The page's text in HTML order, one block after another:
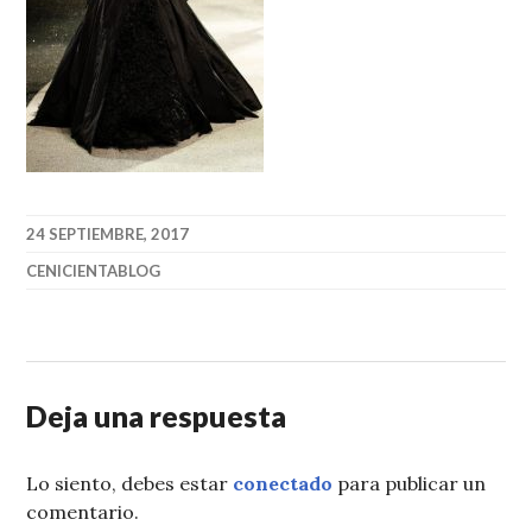
24 SEPTIEMBRE, 2017
CENICIENTABLOG
Deja una respuesta
Lo siento, debes estar conectado para publicar un
comentario.